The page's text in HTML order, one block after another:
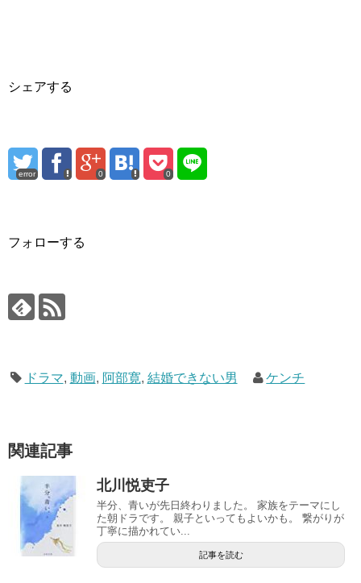
シェアする
error 0 0
フォローする
ドラマ, 動画, 阿部寛, 結婚できない男 ケンチ
関連記事
北川悦吏子
半分、青いが先日終わりました。 家族をテーマにし
た朝ドラです。 親子といってもよいかも。 繋がりが
丁寧に描かれてい...
記事を読む